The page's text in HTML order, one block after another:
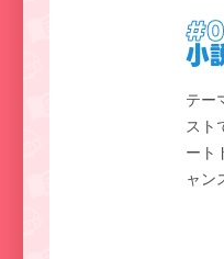
小
テー
スト
ート
ャン